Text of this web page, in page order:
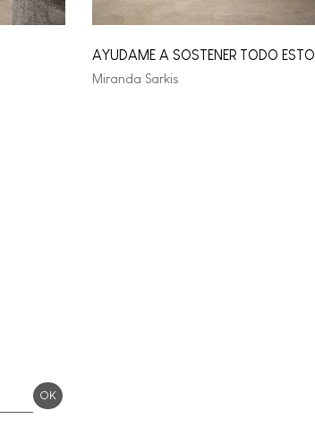
AYUDAME A SOSTENER TODO ESTO
Miranda Sarkis